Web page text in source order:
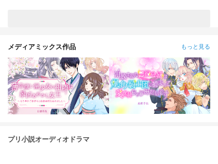
メディアミックス作品 もっと見る
プリ小説オーディオドラマ